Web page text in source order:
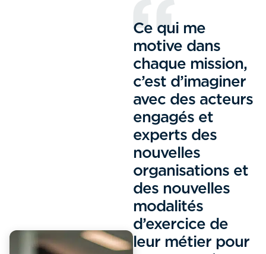
Ce qui me
motive dans
chaque mission,
c’est d’imaginer
avec des acteurs
engagés et
experts des
nouvelles
organisations et
des nouvelles
modalités
d’exercice de
leur métier pour